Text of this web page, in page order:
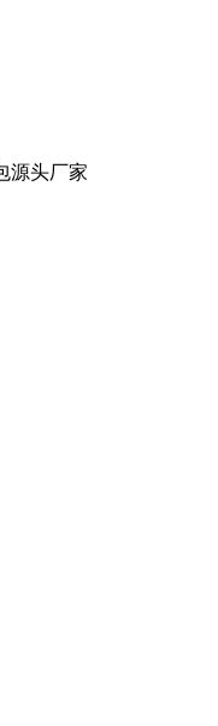
源头厂家